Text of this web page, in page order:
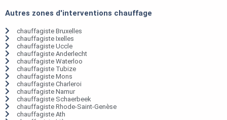
Autres zones d'interventions chauffage
chauffagiste Bruxelles
chauffagiste Ixelles
chauffagiste Uccle
chauffagiste Anderlecht
chauffagiste Waterloo
chauffagiste Tubize
chauffagiste Mons
chauffagiste Charleroi
chauffagiste Namur
chauffagiste Schaerbeek
chauffagiste Rhode-Saint-Genèse
chauffagiste Ath